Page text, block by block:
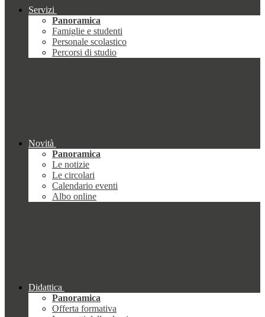
Servizi
Panoramica
Famiglie e studenti
Personale scolastico
Percorsi di studio
Novità
Panoramica
Le notizie
Le circolari
Calendario eventi
Albo online
Didattica
Panoramica
Offerta formativa